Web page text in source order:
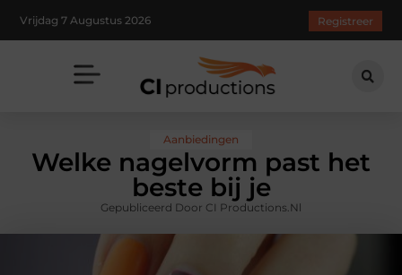
Vrijdag 7 Augustus 2026 Registreer
Aanbiedingen
Welke nagelvorm past het
beste bij je
Gepubliceerd Door CI Productions.nl